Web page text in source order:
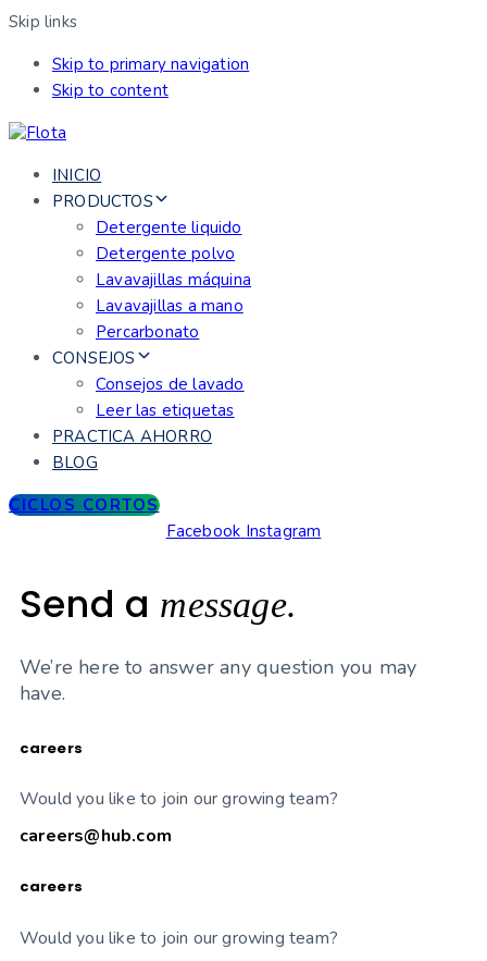
Skip links
Skip to primary navigation
Skip to content
INICIO
PRODUCTOS
Detergente liquido
Detergente polvo
Lavavajillas máquina
Lavavajillas a mano
Percarbonato
CONSEJOS
Consejos de lavado
Leer las etiquetas
PRACTICA AHORRO
BLOG
CICLOS CORTOS
Facebook Instagram
Send a message.
We’re here to answer any question you may
have.
careers
Would you like to join our growing team?
careers@hub.com
careers
Would you like to join our growing team?